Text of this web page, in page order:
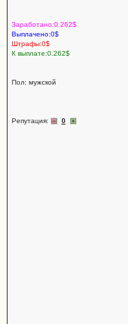
Заработано:0.262$
Выплачено:0$
Штрафы:0$
К выплате:0.262$
Пол: мужской
Репутация: 0